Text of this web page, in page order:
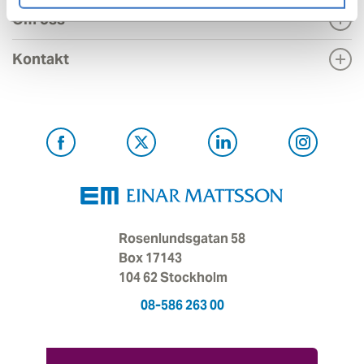
Om oss
Kontakt
Rosenlundsgatan 58
Box 17143
104 62 Stockholm
08-586 263 00